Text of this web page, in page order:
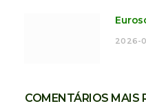
2026-
COMENTÁRIOS MAIS